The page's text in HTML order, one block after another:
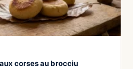
corses au brocciu